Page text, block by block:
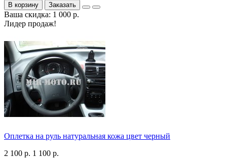
В корзину Заказать
Ваша скидка: 1 000 р.
Лидер продаж!
Оплетка на руль натуральная кожа цвет черный
2 100 р. 1 100 р.